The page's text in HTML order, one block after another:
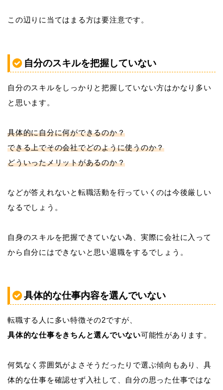
この辺りに当てはまる方は要注意です。
自分のスキルを把握していない
自分のスキルをしっかりと把握していない方はかなり多い
と思います。
具体的に自分に何ができるのか？
できる上でその会社でどのように使うのか？
どういったメリットがあるのか？
などが答えれないと転職活動を行っていくのは今後厳しい
なるでしょう。
自身のスキルを把握できていない為、実際に会社に入って
から自分にはできないと思い退職をするでしょう。
具体的な仕事内容を選んでいない
転職する人に多い特徴その2ですが、
具体的な仕事をきちんと選んでいない可能性があります。
何気なく雰囲気がよさそうだったりで選ぶ傾向もあり、具
体的な仕事を確認せず入社して、自分の思った仕事ではな